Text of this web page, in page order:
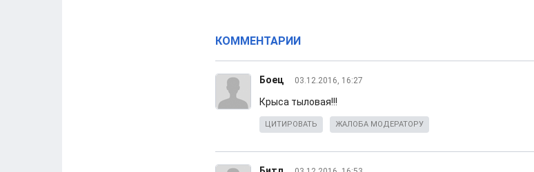
КОММЕНТАРИИ
Боец 03.12.2016, 16:27
Крыса тыловая!!!
ЦИТИРОВАТЬ ЖАЛОБА МОДЕРАТОРУ